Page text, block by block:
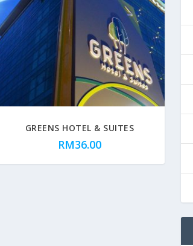
GREENS HOTEL & SUITES
RM36.00